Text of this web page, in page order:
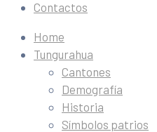
Contactos
Home
Tungurahua
Cantones
Demografía
Historia
Símbolos patrios